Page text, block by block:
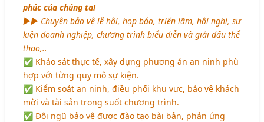
phúc của chúng ta!
►► Chuyên bảo vệ lễ hội, họp báo, triển lãm, hội nghị, sự
kiện doanh nghiệp, chương trình biểu diễn và giải đấu thể
thao,..
✅ Khảo sát thực tế, xây dựng phương án an ninh phù
hợp với từng quy mô sự kiện.
✅ Kiểm soát an ninh, điều phối khu vực, bảo vệ khách
mời và tài sản trong suốt chương trình.
✅ Đội ngũ bảo vệ được đào tạo bài bản, phản ứng